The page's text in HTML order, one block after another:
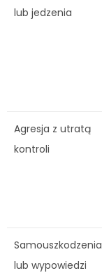
lub jedzenia
Agresja z utratą
kontroli
Samouszkodzenia
lub wypowiedzi